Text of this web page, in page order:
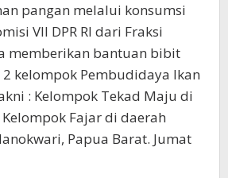
pangan melalui konsumsi
VII DPR RI dari Fraksi
memberikan bantuan bibit
kelompok Pembudidaya Ikan
: Kelompok Tekad Maju di
Fajar di daerah
Papua Barat. Jumat